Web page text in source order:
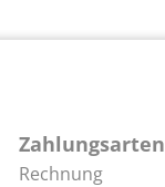
Zahlungsarten
Rechnung